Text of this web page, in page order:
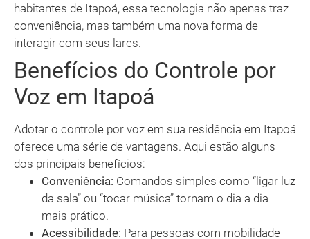
habitantes de Itapoá, essa tecnologia não apenas traz
conveniência, mas também uma nova forma de
interagir com seus lares.
Benefícios do Controle por
Voz em Itapoá
Adotar o controle por voz em sua residência em Itapoá
oferece uma série de vantagens. Aqui estão alguns
dos principais benefícios:
Conveniência: Comandos simples como “ligar luz
da sala” ou “tocar música” tornam o dia a dia
mais prático.
Acessibilidade: Para pessoas com mobilidade